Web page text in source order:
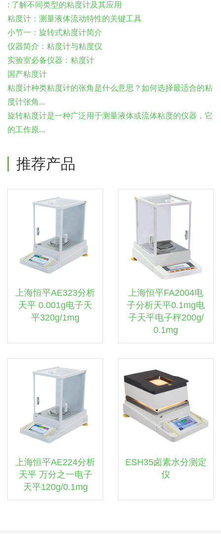
: 了解不同类型的粘度计及其应用
粘度计：测量液体流动特性的关键工具
小节一：旋转式粘度计简介
仪器简介：粘度计与粘度仪
实验室必备仪器：粘度计
国产粘度计
粘度计种类粘度计的张角是什么意思？如何选择最适合的粘
度计张角...
旋转粘度计是一种广泛用于测量液体或流体粘度的仪器，它
的工作原...
推荐产品
上海恒平AE323分析
天平 0.001g电子天
平320g/1mg
上海恒平FA2004电
子分析天平0.1mg电
子天平电子秤200g/
0.1mg
上海恒平AE224分析
天平 万分之一电子
天平120g/0.1mg
ESH35卤素水分测定
仪